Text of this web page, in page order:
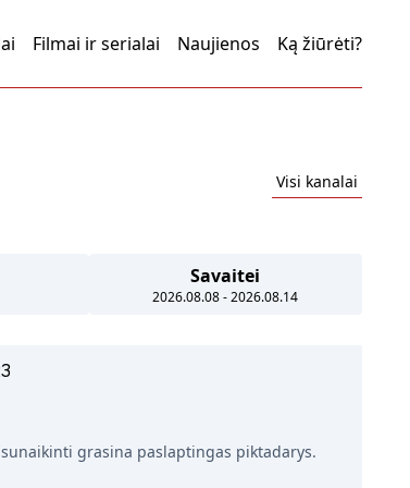
Filmai ir serialai Naujienos Ką žiūrėti?
Visi kanalai
Savaitei
2026.08.08 - 2026.08.14
grasina paslaptingas piktadarys.